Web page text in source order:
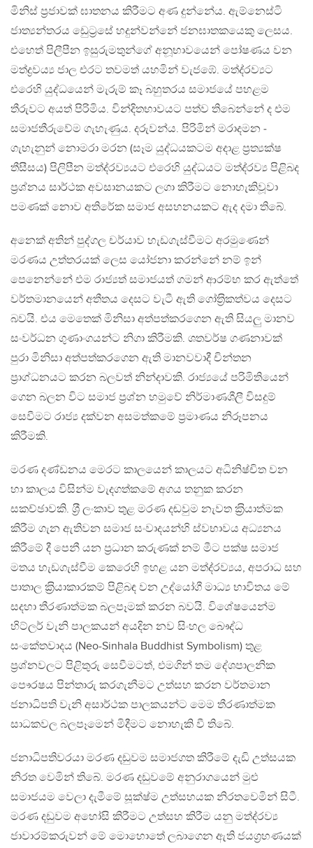
මිනිස් ප‍්‍රජාවක් ඝාතනය කිරීමට අණ දුන්නේය. ඇම්නෙස්ටි
ජාත්‍යන්තරය ඩෙුට‍්‍රසේ හදුන්වන්නේ ජනඝාතකයෙකු ලෙසය.
එහෙත් පිලීපීන ඉසුරුමතුන්ගේ අනූභාවයෙන් පෝෂණය වන
මත්ද්‍රවය්‍ය ජාල එරට තවමත් යහමින් වැජඹේ. මත්ද‍්‍රව්‍යට
එරෙහි යුද්ධයෙන් මැරුම් කෑ බහුතරය සමාජයේ පහළම
තීරුවට අයත් පිරිමිය. වින්දිතභාවයට පත්ව තිබෙන්නේ ද එම
සමාජතීරුවේම ගැහැණුය. දරුවන්ය. පිරිමින් මරාදමන ‐
ගැහැනුන් නොමරා මරන (සෑම යුද්ධයකටම අදාළ ප‍්‍රත්‍යක්ෂ
තීසීසය) පිලිපීන මත්ද‍්‍රව්‍යයට එරෙහි යුද්ධයට මත්ද‍්‍රව්‍ය පිළිබද
ප‍්‍රශ්නය සාර්ථක අවසානයකට ලගා කිරීමට නොහැකිවූවා
පමණක් නොව අතිරේක සමාජ අසහනයකට ඇද දමා තිබේ.
අනෙක් අතින් පුද්ගල චර්යාව හැඩගැස්වීමට අරමුණෙන්
මරණය උත්තරයක් ලෙස යෝජනා කරන්නේ නම් ඉන්
පෙනෙන්නේ එම රාජ්‍යත් සමාජයත් ගමන් ආරම්භ කර ඇත්තේ
වර්තමානයෙන් අතීතය දෙසට වැටී ඇති ගෝත‍්‍රිකත්වය දෙසට
බවයි. එය මෙතෙක් මිනිසා අත්පත්කරගෙන ඇති සියලු මානව
සංවර්ධන ගුණාංගයන්ට නිගා කිරීමකි. ශතවර්ෂ ගණනාවක්
පුරා මිනිසා අත්පත්කරගෙන ඇති මානවවාදී චින්තන
ප‍්‍රාග්ධනයට කරන බලවත් නින්දාවකි. රාජ්‍යයේ පරිමිතියෙන්
ගෙන බලන විට සමාජ ප‍්‍රශ්න හමුවේ නිර්මාණශීලී විසදුම්
සෙවීමට රාජ්‍ය දක්වන අසමත්කමේ ප‍්‍රමාණය නිරූපනය
කිරීමකි.
මරණ දණ්ඩනය මෙරට කාලයෙන් කාලයට අධිනිෂ්චිත වන
හා කාලය විසින්ම වැදගත්කමේ අගය තනුක කරන
සකච්ඡාවකි. ශ‍්‍රී ලංකාව තුළ මරණ දඬවුම නැවත ක‍්‍රියාත්මක
කිරීම ගැන ඇතිවන සමාජ සංවාදයන්හි ස්වභාවය අධ්‍යනය
කිරීමේ දී පෙනී යන ප‍්‍රධාන කරුණක් නම් මීට පක්ෂ සමාජ
මතය හැඩගැස්වීම කෙරෙහි ඉහළ යන මත්ද‍්‍රව්‍යය, අපරාධ සහ
පාතාල ක‍්‍රියාකාරකම් පිළිබඳ වන උද්යෝගී මාධ්‍ය භාවිතය මේ
සදහා තීරණාත්මක බලපෑමක් කරන බවයි. විශේෂයෙන්ම
හිට්ලර් වැනි පාලකයන් අයදින නව සිංහල බෞද්ධ
සංකේතවාදය (Neo-Sinhala Buddhist Symbolism) තුළ
ප‍්‍රශ්නවලට පිළිතුරු සෙවීමටත්, එමගින් තම දේශපාලනික
පෞරෂය පින්තාරු කරගැනීමට උත්සහ කරන වර්තමාන
ජනාධිපති වැනි අසාර්ථක පාලකයන්ට මෙම තීරණාත්මක
සාධකවල බලපෑමෙන් මිදීමට නොහැකි වී තිබේ.
ජනාධිපතිවරයා මරණ දඩුවම සමාජගත කිරීමේ දැඩි උත්සයක
නිරත වෙමින් තිබේ. මරණ දඩුවමේ අනුරාගයෙන් මුළු
සමාජයම වෙලා දැමීමේ සූක්ෂ්ම උත්සහයක නිරතවෙමින් සිටී.
මරණ දඩුවම අහෝසි කිරීමට උත්සහ කිරීම යනු මත්ද‍්‍රව්‍ය
ජාවාරම්කරුවන් මේ මොහොතේ ලබාගෙන ඇති ජයග‍්‍රහණයක්